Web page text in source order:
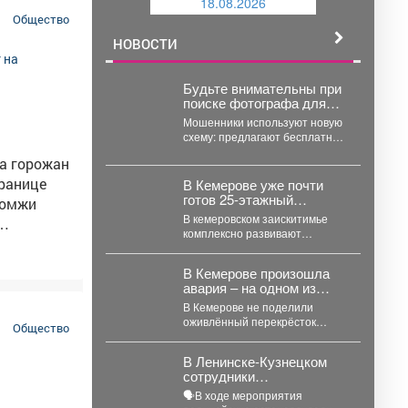
Общество
горожан
Общество
НОВОСТИ
Будьте внимательны при
поиске фотографа для
портфолио.
Мошенники используют новую
схему: предлагают бесплатную
только аренду студии, а затем
присылают...
В Кемерове уже почти
готов 25-этажный
небоскрёб – какой из него
вид на город
В кемеровском заискитимье
комплексно развивают
частными домами,...
В Кемерове произошла
авария – на одном из
самых "защищённых"
перекрёстков
В Кемерове не поделили
оживлённый перекрёсток
понедельник,...
В Ленинске-Кузнецком
сотрудники
Госавтоинспекции
🗣В ходе мероприятия